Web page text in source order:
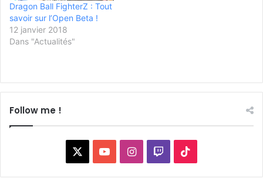
Dragon Ball FighterZ : Tout
savoir sur l’Open Beta !
12 janvier 2018
Dans "Actualités"
Follow me !
YouTubeInstagram
Twitch